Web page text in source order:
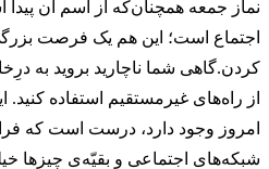
نماز جمعه همچنان‌که از اسم آن
اجتماع است؛ این هم یک فرصت
کردن.گاهی شما ناچارید بروید به
از راه‌های غیرمستقیم استفاده
امروز وجود دارد، درست است که
شبکه‌های اجتماعی و بقیّه‌ی چیزها